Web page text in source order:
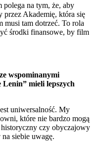
polega na tym, że, aby
przez Akademię, która się
musi tam dotrzeć. To rola
środki finansowe, by film
wspominanymi
mieli lepszych
uniwersalność. My
które nie bardzo mogą
czy obyczajowy
siebie uwagę.